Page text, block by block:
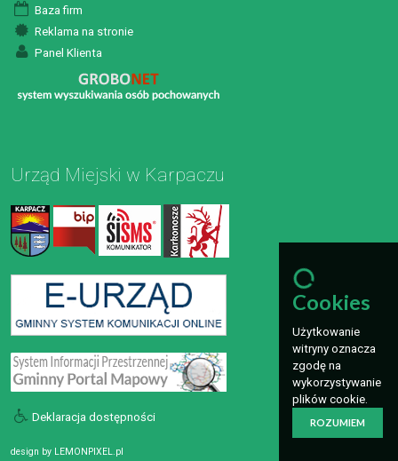
Baza firm
Reklama na stronie
Panel Klienta
Urząd Miejski w Karpaczu
Deklaracja dostępności
design by LEMONPIXEL.pl
Cookies
Użytkowanie
witryny oznacza
zgodę na
wykorzystywanie
plików cookie.
ROZUMIEM